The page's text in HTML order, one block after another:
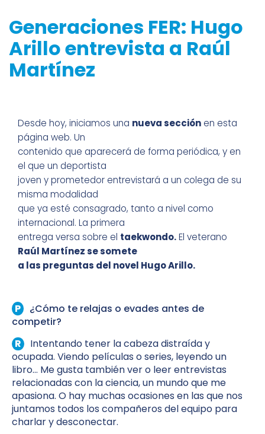
Generaciones FER: Hugo
Arillo entrevista a Raúl
Martínez
Desde hoy, iniciamos una nueva sección en esta
página web. Un
contenido que aparecerá de forma periódica, y en
el que un deportista
joven y prometedor entrevistará a un colega de su
misma modalidad
que ya esté consagrado, tanto a nivel como
internacional. La primera
entrega versa sobre el taekwondo.El veterano
Raúl Martínez se somete
a las preguntas del novel Hugo Arillo.
¿Cómo te relajas o evades antes de
competir?
Intentando tener la cabezadistraída y
ocupada. Viendo películas o series, leyendo un
libro… Me gusta también ver o leer entrevistas
relacionadas con la ciencia, un mundo que me
apasiona. O hay muchas ocasiones en las que nos
juntamos todos los compañeros delequipo para
charlar y desconectar.